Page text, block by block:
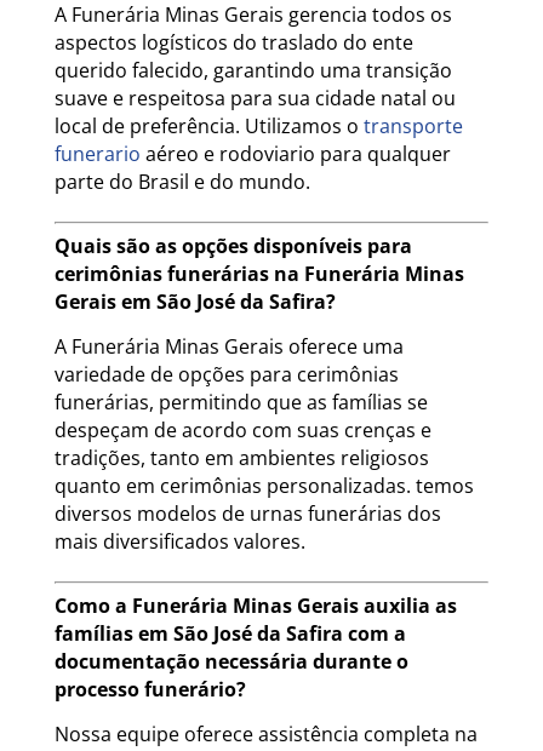
A Funerária Minas Gerais gerencia todos os
aspectos logísticos do traslado do ente
querido falecido, garantindo uma transição
suave e respeitosa para sua cidade natal ou
local de preferência. Utilizamos o transporte
funerario aéreo e rodoviario para qualquer
parte do Brasil e do mundo.
Quais são as opções disponíveis para
cerimônias funerárias na Funerária Minas
Gerais em São José da Safira?
A Funerária Minas Gerais oferece uma
variedade de opções para cerimônias
funerárias, permitindo que as famílias se
despeçam de acordo com suas crenças e
tradições, tanto em ambientes religiosos
quanto em cerimônias personalizadas. temos
diversos modelos de urnas funerárias dos
mais diversificados valores.
Como a Funerária Minas Gerais auxilia as
famílias em São José da Safira com a
documentação necessária durante o
processo funerário?
Nossa equipe oferece assistência completa na